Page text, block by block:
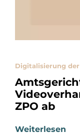
Digitalisierung
ZPO ab
Weiterlesen